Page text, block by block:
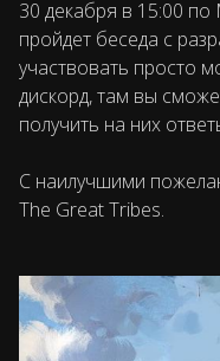
30 декабря в 15:00
пройдет беседа с
участвовать просто
дискорд, там вы
получить на них
С наилучшими
The Great Tribes.